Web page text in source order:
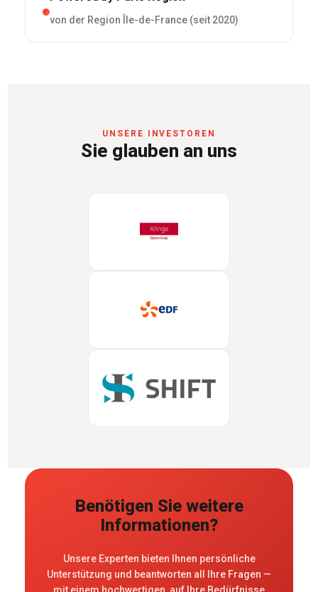
von der Region Île-de-France (seit 2020)
UNSERE INVESTOREN
Sie glauben an uns
Benötigen Sie weitere
Informationen?
Unsere Experten bieten Ihnen persönliche
Unterstützung und beantworten all Ihre Fragen —